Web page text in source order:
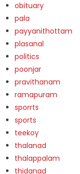
obituary
pala
payyanithottam
plasanal
politics
poonjar
pravithanam
ramapuram
sporrts
sports
teekoy
thalanad
thalappalam
thidanad